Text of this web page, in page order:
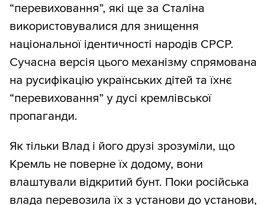
“перевиховання”, які ще за Сталіна
використовувалися для знищення
національної ідентичності народів СРСР.
Сучасна версія цього механізму спрямована
на русифікацію українських дітей та їхнє
“перевиховання” у дусі кремлівської
пропаганди.
Як тільки Влад і його друзі зрозуміли, що
Кремль не поверне їх додому, вони
влаштували відкритий бунт. Поки російська
влада перевозила їх з установи до установи,